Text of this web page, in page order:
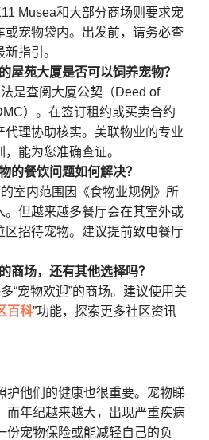
Musea和大部分商场则要求宠
或宠物袋内。出发前，请务必查
指引。
屋苑大厦是否可以饲养宠物？
是查阅大厦公契（Deed of
）。在签订租约或买卖合约
代理协助核实。美联物业的专业
能为您准确查证。
的餐饮问题如何解决？
室内范围因《食物业规例》所
。但越来越多餐厅会在其室外或
区招待宠物。建议提前致电餐厅
商场，还有其他选择吗？
“宠物欢迎”的商场。建议使用美
百科”功能，探索更多社区资讯
护他们的健康也很重要。宠物睇
而年纪越来越大，出现严重疾病
份宠物保险或能减轻自己的负